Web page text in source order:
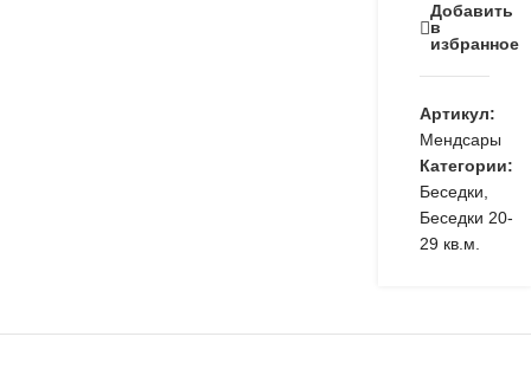
Добавить
в
избранное
Артикул:
Мендсары
Категории:
Беседки
Беседки 20-
29 кв.м.